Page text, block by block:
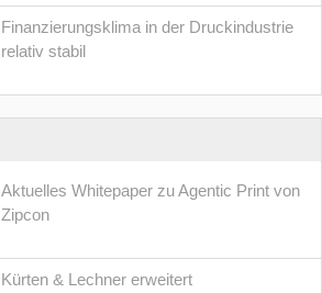
Finanzierungsklima in der Druckindustrie
relativ stabil
Aktuelles Whitepaper zu Agentic Print von
Zipcon
Kürten & Lechner erweitert